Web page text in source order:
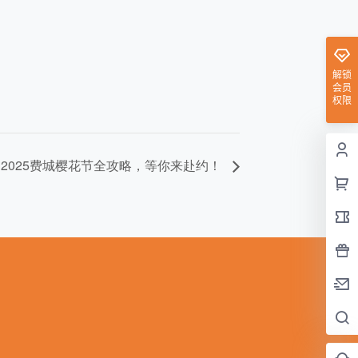
费城樱花节全攻略，等你来赴约！
解锁
会员
权限